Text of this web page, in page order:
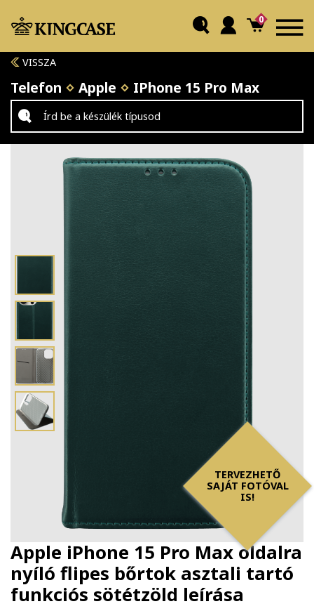
0
VISSZA
Telefon Apple IPhone 15 Pro Max
TERVEZHETŐ
SAJÁT FOTÓVAL
IS!
Apple iPhone 15 Pro Max oldalra
nyíló flipes bőrtok asztali tartó
funkciós sötétzöld leírása